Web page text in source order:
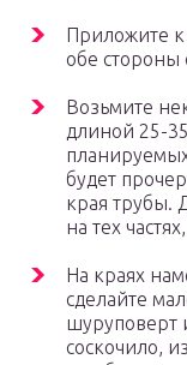
Приложите к
обе стороны
Возьмите
длиной 25-
будет
края трубы.
на тех
На краях
сделайте
шуруповерт
соскочило,